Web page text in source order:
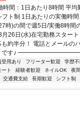
時間：1日あたり8時間 平均
フト制 1日あたりの実働時
時)の間で週5日/実働8時間
26日(水)在宅勤務スター
約半分！ 電話とメールの
トです♪
登用あり フリーター歓迎 学歴不
ート 経験者歓迎 ネイルOK 夜間
交通費支給 長期歓迎 シフト制